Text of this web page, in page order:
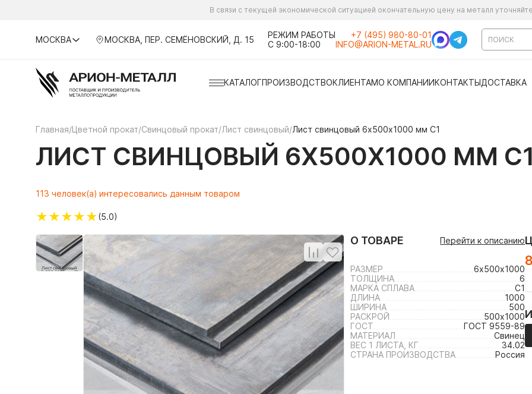
В связи с текущей экономической ситуацией окончательную цену на металл
МОСКВА МОСКВА, ПЕР. СЕМЁНОВСКИЙ, Д. 15
РЕЖИМ РАБОТЫ
С 9:00-18:00
+7 (495) 980-80-01
INFO@ARION-METAL.RU
КАТАЛОГПРОИЗВОДСТВОКЛИЕНТАМО КОМПАНИИКОНТАКТЫДОСТАВКА
Главная/Цветной прокат/Свинцовый прокат/Лист свинцовый/Лист свинцовый 6х500х1000 мм С1
ЛИСТ СВИНЦОВЫЙ 6Х500Х1000 ММ С1
113 человек(а) интересовались данным товаром
★★★★★(5.0)
О ТОВАРЕ Перейти к описанию
РАЗМЕР
6х500х1000
ТОЛЩИНА
6
МАРКА СПЛАВА
С1
ДЛИНА
1000
ШИРИНА
500
РАСКРОЙ
500х1000
ГОСТ
ГОСТ 9559-89
МАТЕРИАЛ
Свинец
ВЕС 1 ЛИСТА, КГ
34.02
СТРАНА ПРОИЗВОДСТВА
Россия